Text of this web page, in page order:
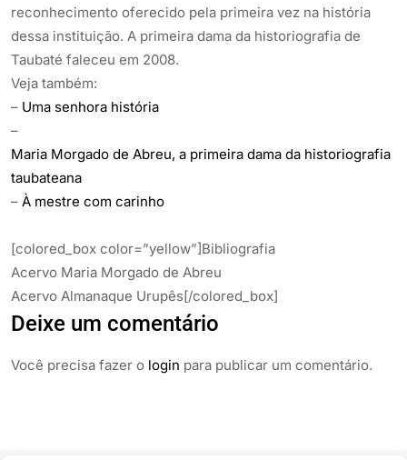
reconhecimento oferecido pela primeira vez na história
dessa instituição. A primeira dama da historiografia de
Taubaté faleceu em 2008.
Veja também:
– Uma senhora história
–
Maria Morgado de Abreu, a primeira dama da historiografia
taubateana
– À mestre com carinho
[colored_box color=”yellow”]Bibliografia
Acervo Maria Morgado de Abreu
Acervo Almanaque Urupês[/colored_box]
Deixe um comentário
Você precisa fazer o login para publicar um comentário.